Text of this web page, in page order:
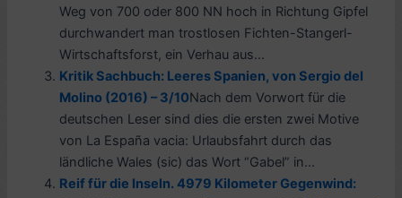
Weg von 700 oder 800 NN hoch in Richtung Gipfel
durchwandert man trostlosen Fichten-Stangerl-
Wirtschaftsforst, ein Verhau aus...
Kritik Sachbuch: Leeres Spanien, von Sergio del
Molino (2016) – 3/10Nach dem Vorwort für die
deutschen Leser sind dies die ersten zwei Motive
von La España vacia: Urlaubsfahrt durch das
ländliche Wales (sic) das Wort “Gabel” in...
Reif für die Inseln. 4979 Kilometer Gegenwind: